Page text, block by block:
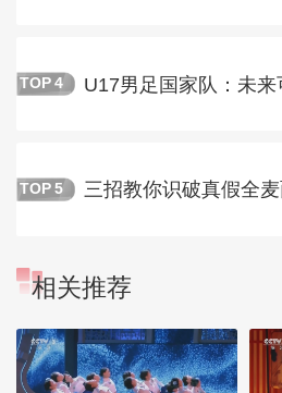
TOP 4 U17男足国家队：未来
TOP 5 三招教你识破真假全
相关推荐